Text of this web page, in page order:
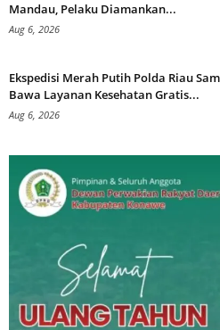
Mandau, Pelaku Diamankan...
Aug 6, 2026
Ekspedisi Merah Putih Polda Riau
Bawa Layanan Kesehatan Gratis...
Aug 6, 2026